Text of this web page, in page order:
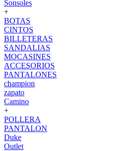
Sonsoles
+
BOTAS
CINTOS
BILLETERAS
SANDALIAS
MOCASINES
ACCESORIOS
PANTALONES
champion
zapato
Camino
+
POLLERA
PANTALON
Duke
Outlet